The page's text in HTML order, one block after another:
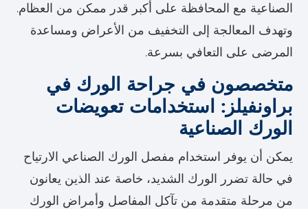
الصناعية مع المحافظة على أكبر قدر ممكن من العظام.
وتهدف المعالجة إلى التخفيف من الأعراض ومساعدة
المرضى على التعافي بسرعة.
متخصصون في جراحة الورك في
براونفيلز: استخدامات تعويضات
الورك الصناعية
يمكن أن يوفر استخدام مفصل الورك الصناعي الارتياح
في حالة تضرر الورك الشديد، خاصة عند الذين يعانون
من مرحلة متقدمة من تآكل المفاصل وأمراض الورك